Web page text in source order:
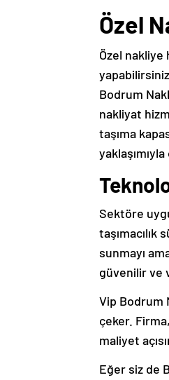
Özel
Özel
Bodrum
nakliyat
taşıma
Sektöre
sunmayı
güvenilir ve
Vip Bodrum
çeker.
maliyet
Eğer siz de